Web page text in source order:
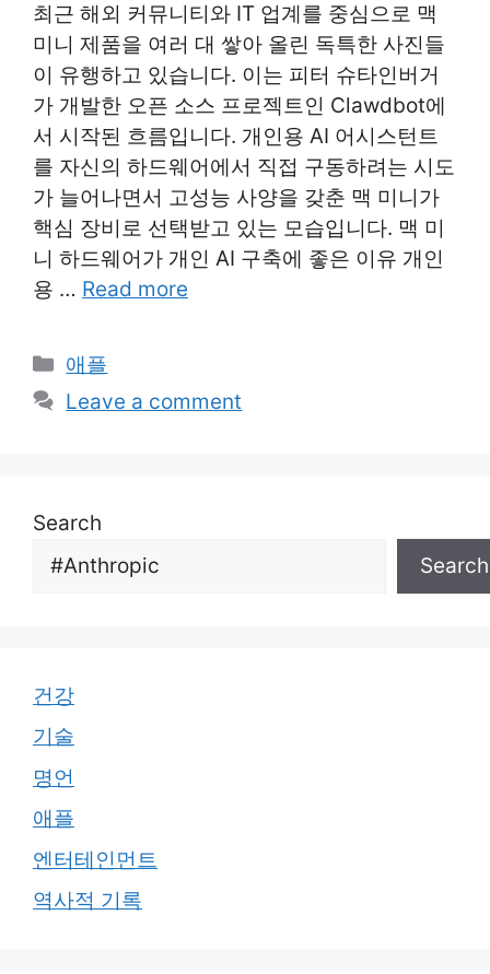
최근 해외 커뮤니티와 IT 업계를 중심으로 맥
미니 제품을 여러 대 쌓아 올린 독특한 사진들
이 유행하고 있습니다. 이는 피터 슈타인버거
가 개발한 오픈 소스 프로젝트인 Clawdbot에
서 시작된 흐름입니다. 개인용 AI 어시스턴트
를 자신의 하드웨어에서 직접 구동하려는 시도
가 늘어나면서 고성능 사양을 갖춘 맥 미니가
핵심 장비로 선택받고 있는 모습입니다. 맥 미
니 하드웨어가 개인 AI 구축에 좋은 이유 개인
용 … Read more
Categories
애플
Leave a comment
Search
Search
건강
기술
명언
애플
엔터테인먼트
역사적 기록